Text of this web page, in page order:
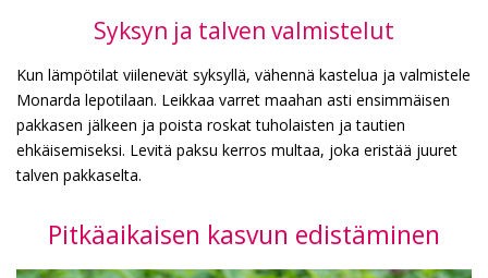
Syksyn ja talven valmistelut
Kun lämpötilat viilenevät syksyllä, vähennä kastelua ja valmistele
Monarda lepotilaan. Leikkaa varret maahan asti ensimmäisen
pakkasen jälkeen ja poista roskat tuholaisten ja tautien
ehkäisemiseksi. Levitä paksu kerros multaa, joka eristää juuret
talven pakkaselta.
Pitkäaikaisen kasvun edistäminen